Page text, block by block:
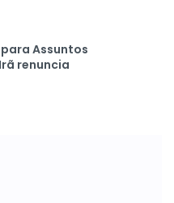
Assuntos
renuncia